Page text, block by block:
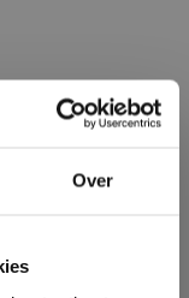
Over
Trustpilot
offerte
is no
website